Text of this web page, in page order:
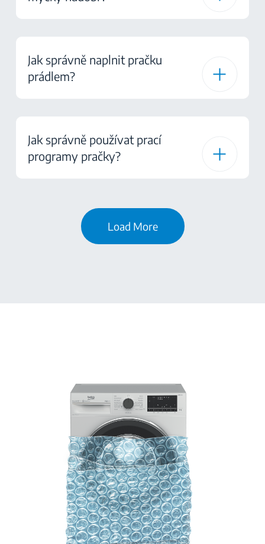
Jak správně naplnit pračku
prádlem?
Jak správně používat prací
programy pračky?
Load More